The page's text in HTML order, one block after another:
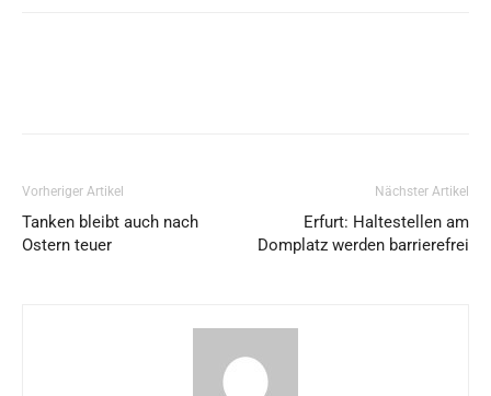
Vorheriger Artikel
Tanken bleibt auch nach
Ostern teuer
Nächster Artikel
Erfurt: Haltestellen am
Domplatz werden barrierefrei